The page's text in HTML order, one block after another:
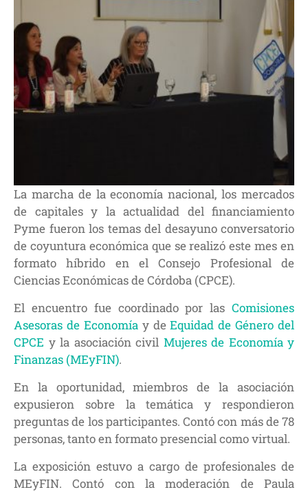
La marcha de la economía nacional, los mercados
de capitales y la actualidad del financiamiento
Pyme fueron los temas del desayuno conversatorio
de coyuntura económica que se realizó este mes en
formato híbrido en el Consejo Profesional de
Ciencias Económicas de Córdoba (CPCE).
El encuentro fue coordinado por las Comisiones
Asesoras de Economíay deEquidad de Género del
CPCE y la asociación civil Mujeres de Economía y
Finanzas (MEyFIN).
En la oportunidad, miembros de la asociación
expusieron sobre la temática y respondieron
preguntas de los participantes. Contó con más de 78
personas, tanto en formato presencial como virtual.
La exposición estuvo a cargo de profesionales de
MEyFIN. Contó con la moderación de Paula